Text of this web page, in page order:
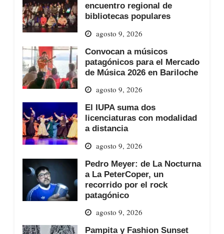
encuentro regional de
bibliotecas populares
agosto 9, 2026
Convocan a músicos
patagónicos para el Mercado
de Música 2026 en Bariloche
agosto 9, 2026
El IUPA suma dos
licenciaturas con modalidad
a distancia
agosto 9, 2026
Pedro Meyer: de La Nocturna
a La PeterCoper, un
recorrido por el rock
patagónico
agosto 9, 2026
Pampita y Fashion Sunset